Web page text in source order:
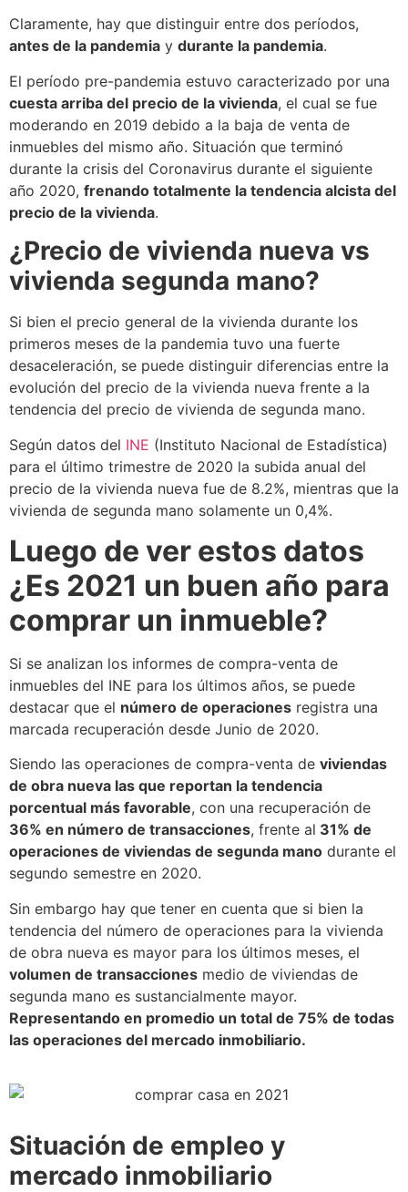
Claramente, hay que distinguir entre dos períodos,
antes de la pandemia y durante la pandemia.
El período pre-pandemia estuvo caracterizado por una
cuesta arriba del precio de la vivienda, el cual se fue
moderando en 2019 debido a la baja de venta de
inmuebles del mismo año. Situación que terminó
durante la crisis del Coronavirus durante el siguiente
año 2020, frenando totalmente la tendencia alcista del
precio de la vivienda.
¿Precio de vivienda nueva vs
vivienda segunda mano?
Si bien el precio general de la vivienda durante los
primeros meses de la pandemia tuvo una fuerte
desaceleración, se puede distinguir diferencias entre la
evolución del precio de la vivienda nueva frente a la
tendencia del precio de vivienda de segunda mano.
Según datos del INE (Instituto Nacional de Estadística)
para el último trimestre de 2020 la subida anual del
precio de la vivienda nueva fue de 8.2%, mientras que la
vivienda de segunda mano solamente un 0,4%.
Luego de ver estos datos
¿Es 2021 un buen año para
comprar un inmueble?
Si se analizan los informes de compra-venta de
inmuebles del INE para los últimos años, se puede
destacar que el número de operaciones registra una
marcada recuperación desde Junio de 2020.
Siendo las operaciones de compra-venta de viviendas
de obra nueva las que reportan la tendencia
porcentual más favorable, con una recuperación de
36% en número de transacciones, frente al 31% de
operaciones de viviendas de segunda mano durante el
segundo semestre en 2020.
Sin embargo hay que tener en cuenta que si bien la
tendencia del número de operaciones para la vivienda
de obra nueva es mayor para los últimos meses, el
volumen de transacciones medio de viviendas de
segunda mano es sustancialmente mayor.
Representando en promedio un total de 75% de todas
las operaciones del mercado inmobiliario.
Situación de empleo y
mercado inmobiliario